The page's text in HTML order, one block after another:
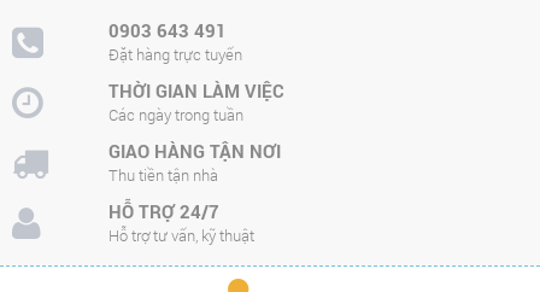
0903 643 491
Đặt hàng trực tuyến
THỜI GIAN LÀM VIỆC
Các ngày trong tuần
GIAO HÀNG TẬN NƠI
Thu tiền tận nhà
HỖ TRỢ 24/7
Hỗ trợ tư vấn, kỹ thuật